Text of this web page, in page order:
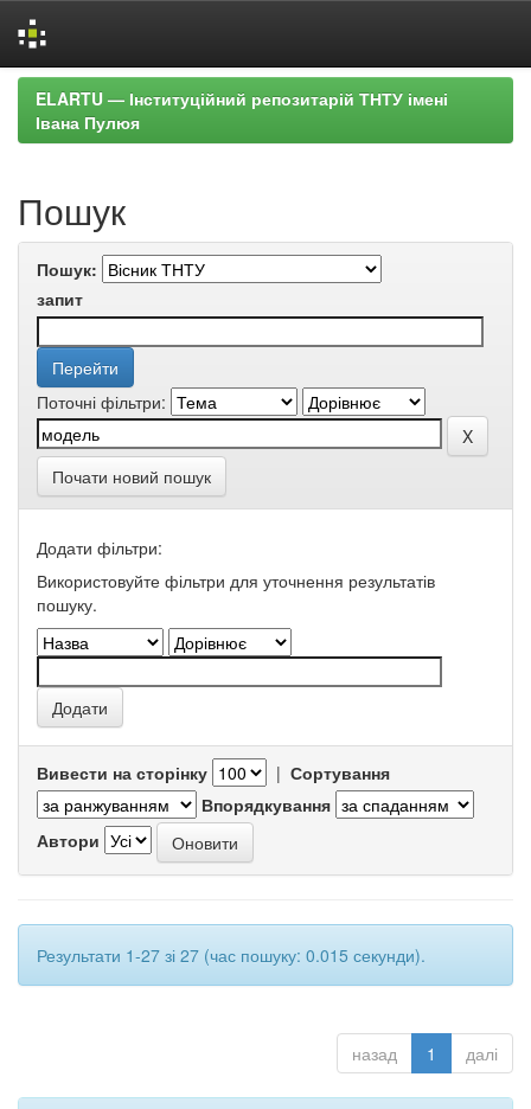
Skip
navigation
ELARTU — Інституційний репозитарій ТНТУ імені
Івана Пулюя
Пошук
Пошук:
запит
Поточні фільтри:
Почати новий пошук
Додати фільтри:
Використовуйте фільтри для уточнення результатів
пошуку.
Вивести на сторінку | Сортування
Впорядкування
Автори
Результати 1-27 зі 27 (час пошуку: 0.015 секунди).
назад 1 далі